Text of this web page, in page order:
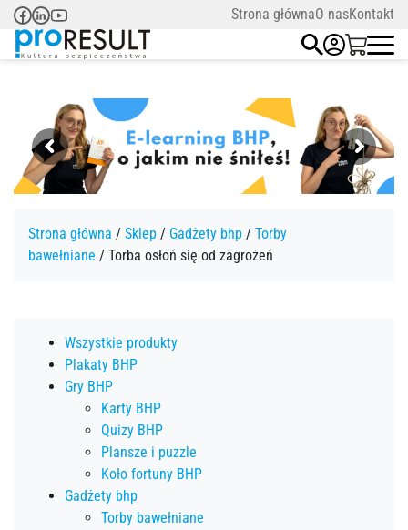
Strona głównaO nasKontakt
Strona główna / Sklep / Gadżety bhp / Torby
bawełniane / Torba osłoń się od zagrożeń
Wszystkie produkty
Plakaty BHP
Gry BHP
Karty BHP
Quizy BHP
Plansze i puzzle
Koło fortuny BHP
Gadżety bhp
Torby bawełniane